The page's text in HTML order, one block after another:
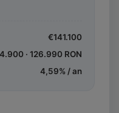
€141.100
· 126.990 RON
4,59% / an